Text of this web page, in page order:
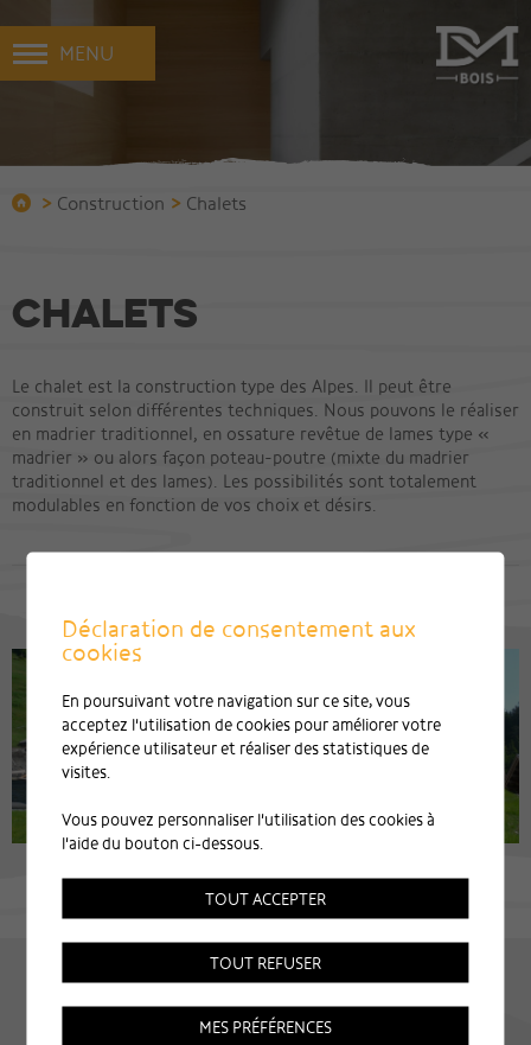
MENU
> Construction > Chalets
Chalets
Le chalet est la construction type des Alpes. Il peut être
construit selon différentes techniques. Nous pouvons le réaliser
en madrier traditionnel, en ossature revêtue de lames type «
madrier » ou alors façon poteau-poutre (mixte du madrier
traditionnel et des lames). Les possibilités sont totalement
modulables en fonction de vos choix et désirs.
Déclaration de consentement aux
cookies
En poursuivant votre navigation sur ce site, vous
acceptez l'utilisation de cookies pour améliorer votre
expérience utilisateur et réaliser des statistiques de
visites.
Vous pouvez personnaliser l'utilisation des cookies à
l'aide du bouton ci-dessous.
TOUT ACCEPTER
TOUT REFUSER
MES PRÉFÉRENCES